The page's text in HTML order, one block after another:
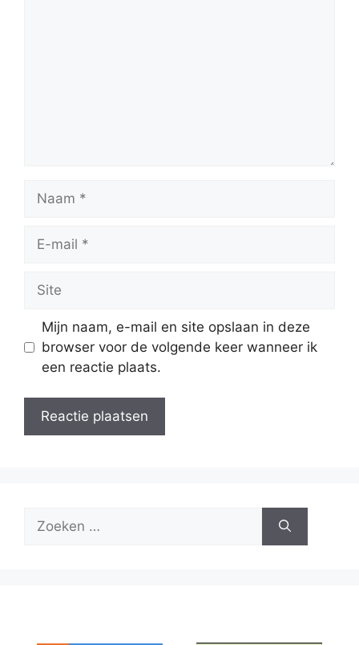
mail
Mijn naam, e-mail en site opslaan in deze
browser voor de volgende keer wanneer ik
een reactie plaats.
Zoek